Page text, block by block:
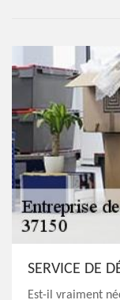
SERVICE DE
Est-il vraiment